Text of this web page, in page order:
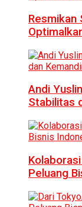
Resmikan
Andi
Stabilitas
Peluang